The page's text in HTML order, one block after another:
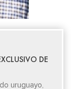
DE
uruguayo,